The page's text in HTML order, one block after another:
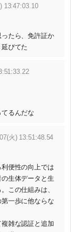
13:47:03.10
たら、免許証か
びてた
るんだな
火) 13:51:48.54
便性の向上では
生体データと生
この仕組みは、
一歩に他ならな
雑な認証と追加